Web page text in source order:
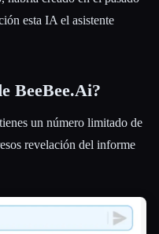
esta IA el asistente
BeeBee.Ai?
un número limitado de
revelación del informe